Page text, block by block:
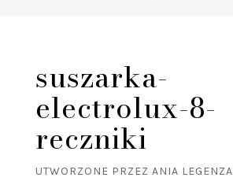
suszarka-
electrolux-8-
reczniki
UTWORZONE PRZEZ ANIA LEGENZA